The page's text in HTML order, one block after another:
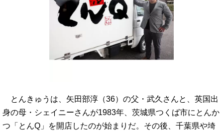
とんきゅうは、矢田部淳（36）の父・武久さんと、英国出
身の母・シェイニーさんが1983年、茨城県つくば市にとんか
つ「とんQ」を開店したのが始まりだ。その後、千葉県や埼